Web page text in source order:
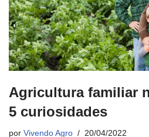
Agricultura familiar
5 curiosidades
por Vivendo Agro 20/04/2022